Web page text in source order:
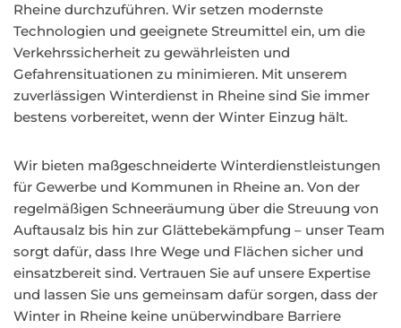
Rheine durchzuführen. Wir setzen modernste
Technologien und geeignete Streumittel ein, um die
Verkehrssicherheit zu gewährleisten und
Gefahrensituationen zu minimieren. Mit unserem
zuverlässigen Winterdienst in Rheine sind Sie immer
bestens vorbereitet, wenn der Winter Einzug hält.
Wir bieten maßgeschneiderte Winterdienstleistungen
für Gewerbe und Kommunen in Rheine an. Von der
regelmäßigen Schneeräumung über die Streuung von
Auftausalz bis hin zur Glättebekämpfung – unser Team
sorgt dafür, dass Ihre Wege und Flächen sicher und
einsatzbereit sind. Vertrauen Sie auf unsere Expertise
und lassen Sie uns gemeinsam dafür sorgen, dass der
Winter in Rheine keine unüberwindbare Barriere